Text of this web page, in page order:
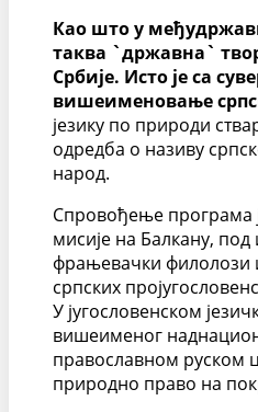
Као што у
таква `државна`
Србије. Исто је са
вишеименовање
језику по природи
одредба о називу
народ.
Спровођење програма
мисије на Балкану,
фрањевачки филолози
српских
У југословенском
вишеименог
православном руском
природно право на